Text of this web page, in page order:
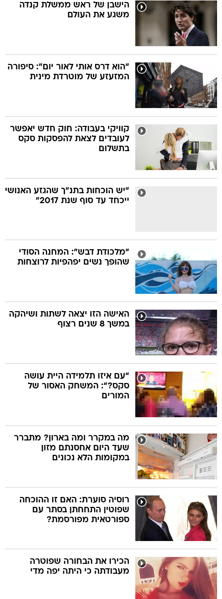
הישבן של ראש ממשלת קנדה
משגע את העולם
"הוא דרס אותי לאור יום": סיפורה
המזעזע של מוטרדת מינית
קוויקי בעבודה: חוק חדש יאפשר
לעובדים לצאת להפסקות סקס
בתשלום
"יש הוכחות בתנ"ך שהגזע האנושי
ייכחד עד סוף שנת 2017"
"מלכודת דבש": המחנה הסודי
שהופך נשים יפהפיות לרוצחות
האישה הזו יצאה לשתות ושיהקה
במשך 8 שנים רצוף
"עם איזו תלמידה היית עושה
סקס?": המשחק האסור של
המורים
מה במקרר ומה בארון? מתברר
שעד היום אחסנתם מזון
במקומות הלא נכונים
רוסיה סוערת: האם זו ההוכחה
שפוטין התחחתן בסתר עם
ספורטאית מפורסמת?
הכירו את הבחורה שפוטרה
מעבודתה כי היתה יפה מדי